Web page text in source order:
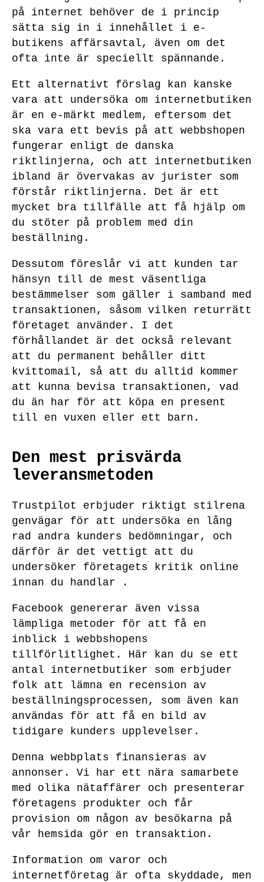
på internet behöver de i princip
sätta sig in i innehållet i e-
butikens affärsavtal, även om det
ofta inte är speciellt spännande.
Ett alternativt förslag kan kanske
vara att undersöka om internetbutiken
är en e-märkt medlem, eftersom det
ska vara ett bevis på att webbshopen
fungerar enligt de danska
riktlinjerna, och att internetbutiken
ibland är övervakas av jurister som
förstår riktlinjerna. Det är ett
mycket bra tillfälle att få hjälp om
du stöter på problem med din
beställning.
Dessutom föreslår vi att kunden tar
hänsyn till de mest väsentliga
bestämmelser som gäller i samband med
transaktionen, såsom vilken returrätt
företaget använder. I det
förhållandet är det också relevant
att du permanent behåller ditt
kvittomail, så att du alltid kommer
att kunna bevisa transaktionen, vad
du än har för att köpa en present
till en vuxen eller ett barn.
Den mest prisvärda
leveransmetoden
Trustpilot erbjuder riktigt stilrena
genvägar för att undersöka en lång
rad andra kunders bedömningar, och
därför är det vettigt att du
undersöker företagets kritik online
innan du handlar .
Facebook genererar även vissa
lämpliga metoder för att få en
inblick i webbshopens
tillförlitlighet. Här kan du se ett
antal internetbutiker som erbjuder
folk att lämna en recension av
beställningsprocessen, som även kan
användas för att få en bild av
tidigare kunders upplevelser.
Denna webbplats finansieras av
annonser. Vi har ett nära samarbete
med olika nätaffärer och presenterar
företagens produkter och får
provision om någon av besökarna på
vår hemsida gör en transaktion.
Information om varor och
internetföretag är ofta skyddade, men